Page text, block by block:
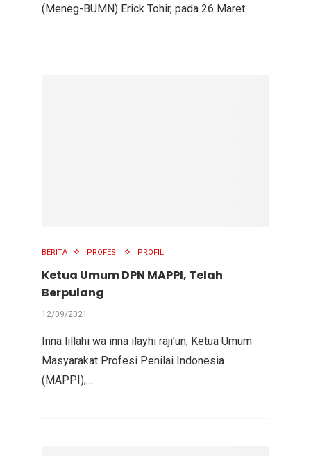
(Meneg-BUMN) Erick Tohir, pada 26 Maret…
BERITA PROFESI PROFIL
Ketua Umum DPN MAPPI, Telah
Berpulang
12/09/2021
Inna lillahi wa inna ilayhi raji’un, Ketua Umum
Masyarakat Profesi Penilai Indonesia
(MAPPI),…